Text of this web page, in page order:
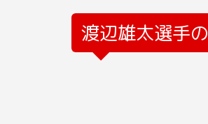
渡辺雄太選手の